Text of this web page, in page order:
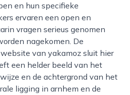
en hun specifieke
ervaren een open en
vragen serieus genomen
nagekomen. De
van yakamoz sluit hier
een helder beeld van het
en de achtergrond van het
ligging in arnhem en de